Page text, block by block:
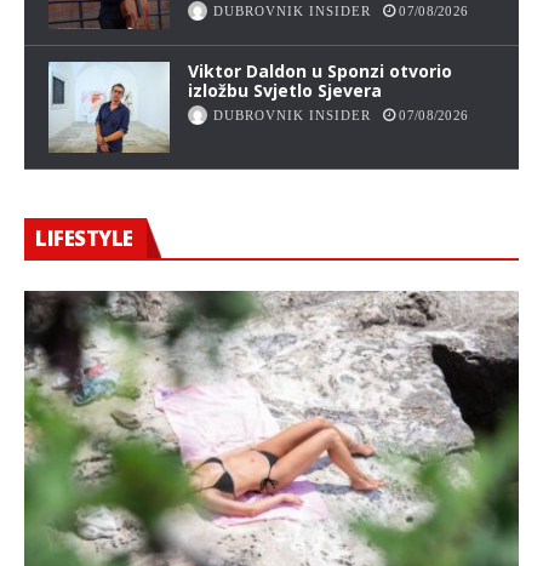
DUBROVNIK INSIDER 07/08/2026
Viktor Daldon u Sponzi otvorio
izložbu Svjetlo Sjevera
DUBROVNIK INSIDER 07/08/2026
LIFESTYLE